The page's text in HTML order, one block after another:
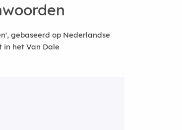
gebaseerd op Nederlandse
in het Van Dale